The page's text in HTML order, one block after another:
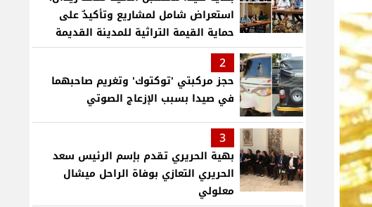
استعراض شامل لمشاريع وتأكيدٌ على
حماية القيمة التراثية للمدينة القديمة
2
حجز مركبتي 'توكتوك' وتغريم صاحبهما
في صيدا بسبب الإزعاج الصوتي
3
بهية الحريري تقدم بإسم الرئيس سعد
الحريري التعازي بوفاة الراحل ميشال
معلولي